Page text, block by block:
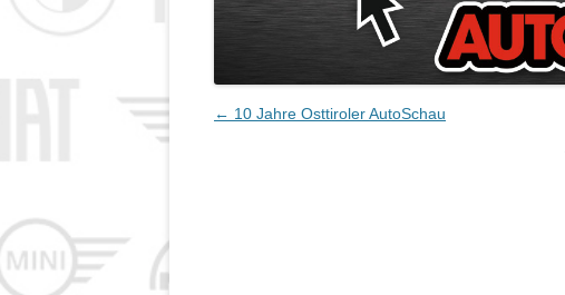
Beitrags-
← 10 Jahre Osttiroler AutoSchau